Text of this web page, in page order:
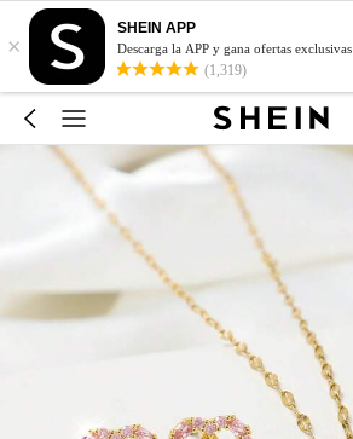
×
SHEIN APP
Descarga la APP y gana ofertas exclusivas
(1,319)